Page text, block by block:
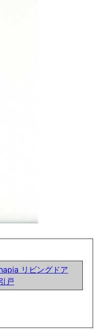
リビングドア
戸